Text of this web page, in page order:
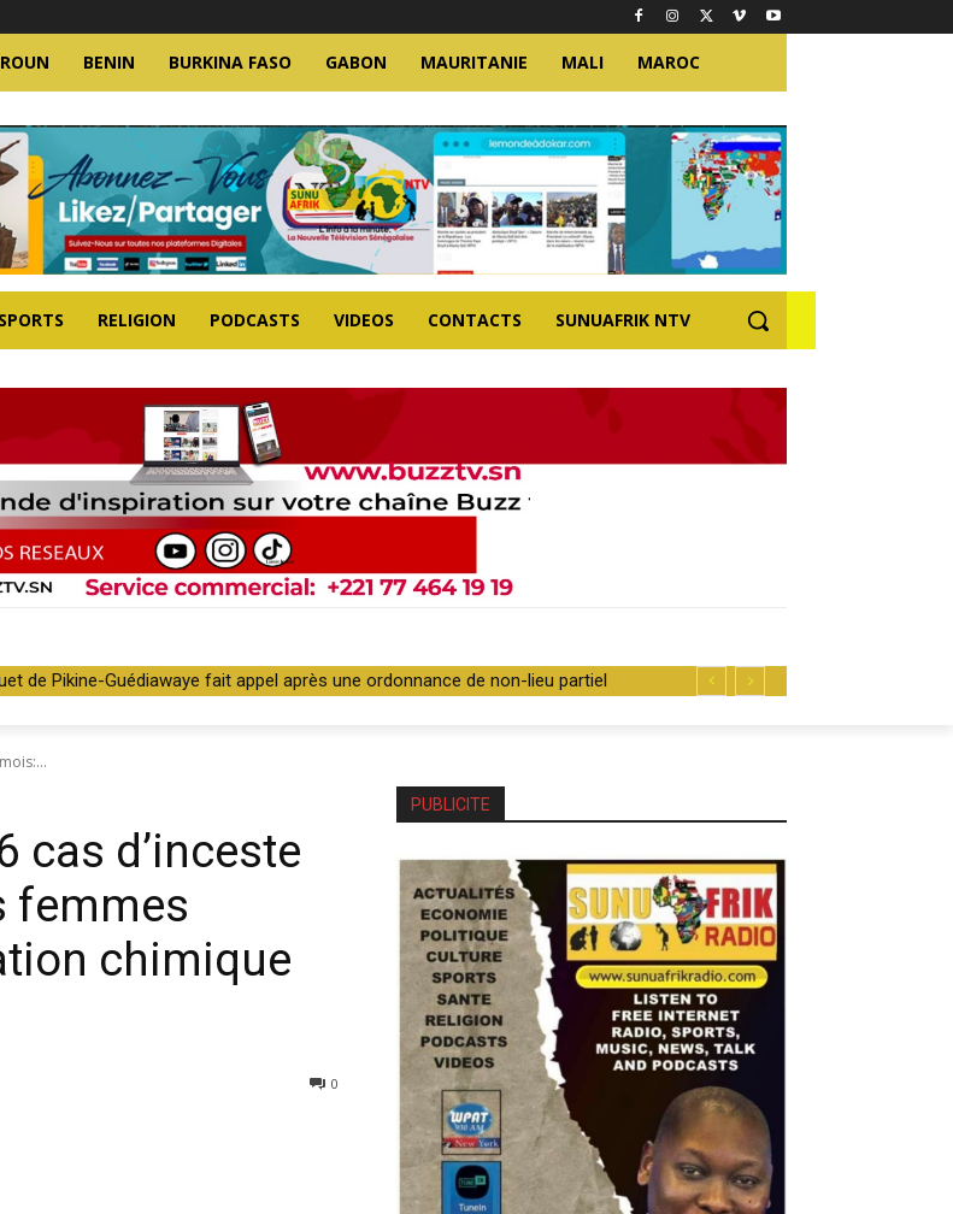
BENIN BURKINA FASO GABON MAURITANIE MALI MAROC
SPORTS RELIGION PODCASTS VIDEOS CONTACTS SUNUAFRIK NTV
de Pikine-Guédiawaye fait appel après une ordonnance de non-lieu partiel
cas d’inceste
femmes
chimique
0
PUBLICITE